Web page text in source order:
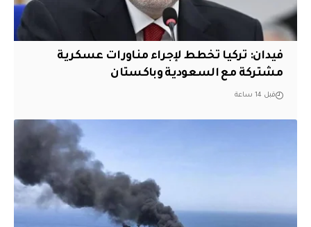
فيدان: تركيا تخطط لإجراء مناورات عسكرية
مشتركة مع السعودية وباكستان
قبل 14 ساعة